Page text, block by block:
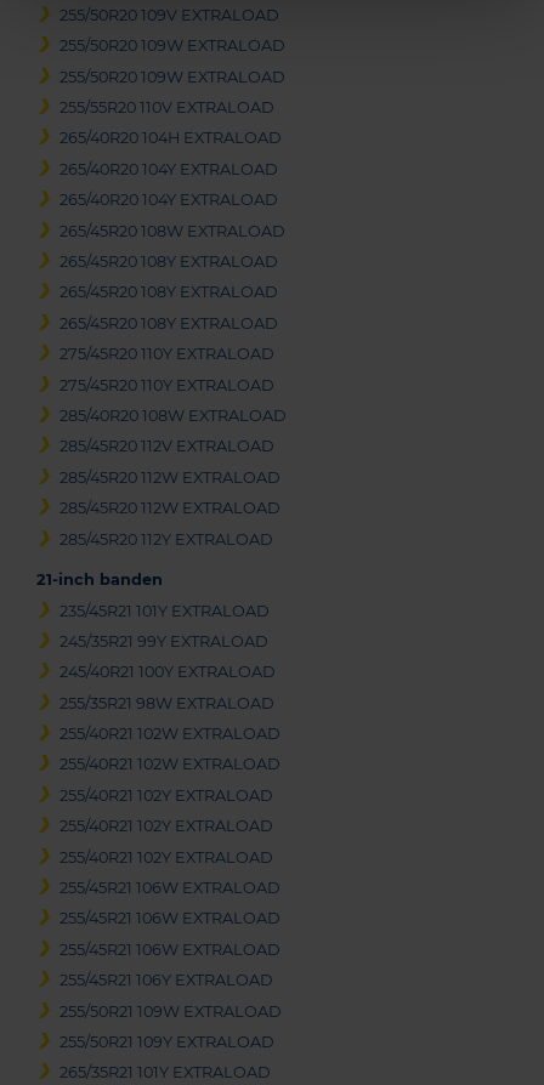
255/50R20 109V EXTRALOAD
255/50R20 109W EXTRALOAD
255/50R20 109W EXTRALOAD
255/55R20 110V EXTRALOAD
265/40R20 104H EXTRALOAD
265/40R20 104Y EXTRALOAD
265/40R20 104Y EXTRALOAD
265/45R20 108W EXTRALOAD
265/45R20 108Y EXTRALOAD
265/45R20 108Y EXTRALOAD
265/45R20 108Y EXTRALOAD
275/45R20 110Y EXTRALOAD
275/45R20 110Y EXTRALOAD
285/40R20 108W EXTRALOAD
285/45R20 112V EXTRALOAD
285/45R20 112W EXTRALOAD
285/45R20 112W EXTRALOAD
285/45R20 112Y EXTRALOAD
21-inch banden
235/45R21 101Y EXTRALOAD
245/35R21 99Y EXTRALOAD
245/40R21 100Y EXTRALOAD
255/35R21 98W EXTRALOAD
255/40R21 102W EXTRALOAD
255/40R21 102W EXTRALOAD
255/40R21 102Y EXTRALOAD
255/40R21 102Y EXTRALOAD
255/40R21 102Y EXTRALOAD
255/45R21 106W EXTRALOAD
255/45R21 106W EXTRALOAD
255/45R21 106W EXTRALOAD
255/45R21 106Y EXTRALOAD
255/50R21 109W EXTRALOAD
255/50R21 109Y EXTRALOAD
265/35R21 101Y EXTRALOAD